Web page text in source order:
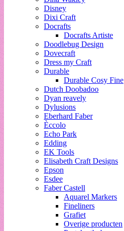
Disney
Dixi Craft
Docrafts
Docrafts Artiste
Doodlebug Design
Dovecraft
Dress my Craft
Durable
Durable Cosy Fine
Dutch Doobadoo
Dyan reavely
Dylusions
Eberhard Faber
Èccolo
Echo Park
Edding
EK Tools
Elisabeth Craft Designs
Epson
Esdee
Faber Castell
Aquarel Markers
Fineliners
Grafiet
Overige producten